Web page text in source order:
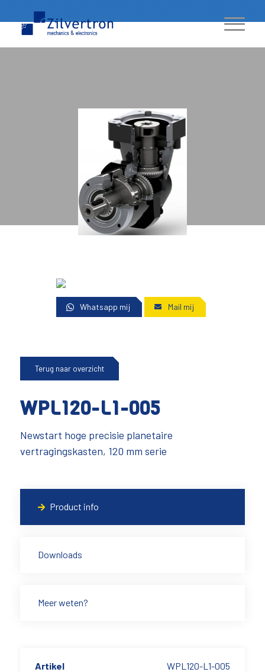
Whatsapp mij Mail mij
Terug naar overzicht
WPL120-L1-005
Newstart hoge precisie planetaire
vertragingskasten, 120 mm serie
Product info
Downloads
Meer weten?
Artikel WPL120-L1-005